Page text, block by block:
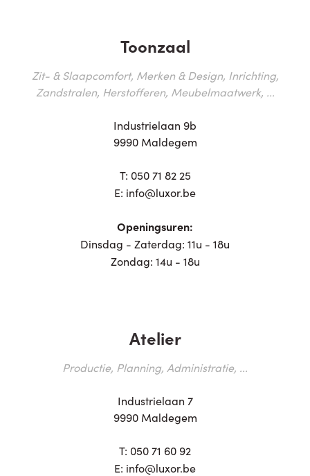
Toonzaal
Zit- & Slaapcomfort, Merken & Design, Inrichting,
Zandstralen, Herstofferen, Meubelmaatwerk, ...
Industrielaan 9b
9990 Maldegem
T: 050 71 82 25
E: info@luxor.be
Openingsuren:
Dinsdag - Zaterdag: 11u - 18u
Zondag: 14u - 18u
Atelier
Productie, Planning, Administratie, ...
Industrielaan 7
9990 Maldegem
T: 050 71 60 92
E: info@luxor.be